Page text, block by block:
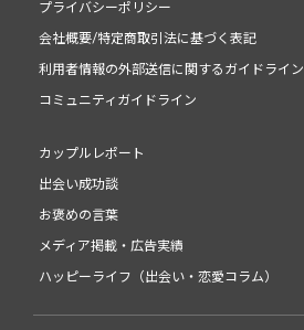
プライバシーポリシー
会社概要/特定商取引法に基づく表記
利用者情報の外部送信に関するガイドライン
コミュニティガイドライン
カップルレポート
出会い成功談
お褒めの言葉
メディア掲載・広告実績
ハッピーライフ（出会い・恋愛コラム）